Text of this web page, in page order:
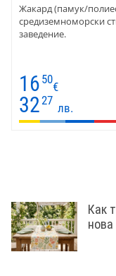
Жакард (памук/
средиземноморски
заведение.
16 50
€
3227
лв.
Как
нова